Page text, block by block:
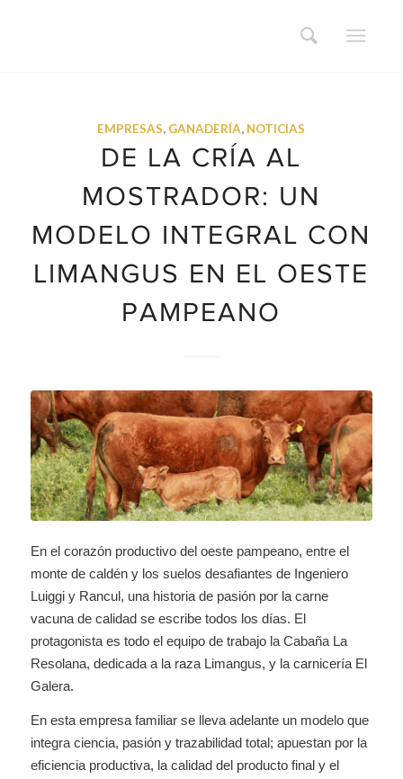
EMPRESAS, GANADERÍA, NOTICIAS
DE LA CRÍA AL
MOSTRADOR: UN
MODELO INTEGRAL CON
LIMANGUS EN EL OESTE
PAMPEANO
En el corazón productivo del oeste pampeano, entre el
monte de caldén y los suelos desafiantes de Ingeniero
Luiggi y Rancul, una historia de pasión por la carne
vacuna de calidad se escribe todos los días. El
protagonista es todo el equipo de trabajo la Cabaña La
Resolana, dedicada a la raza Limangus, y la carnicería El
Galera.
En esta empresa familiar se lleva adelante un modelo que
integra ciencia, pasión y trazabilidad total; apuestan por la
eficiencia productiva, la calidad del producto final y el